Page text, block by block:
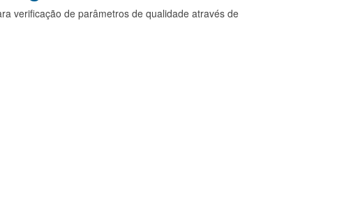
verificação de parâmetros de qualidade através de